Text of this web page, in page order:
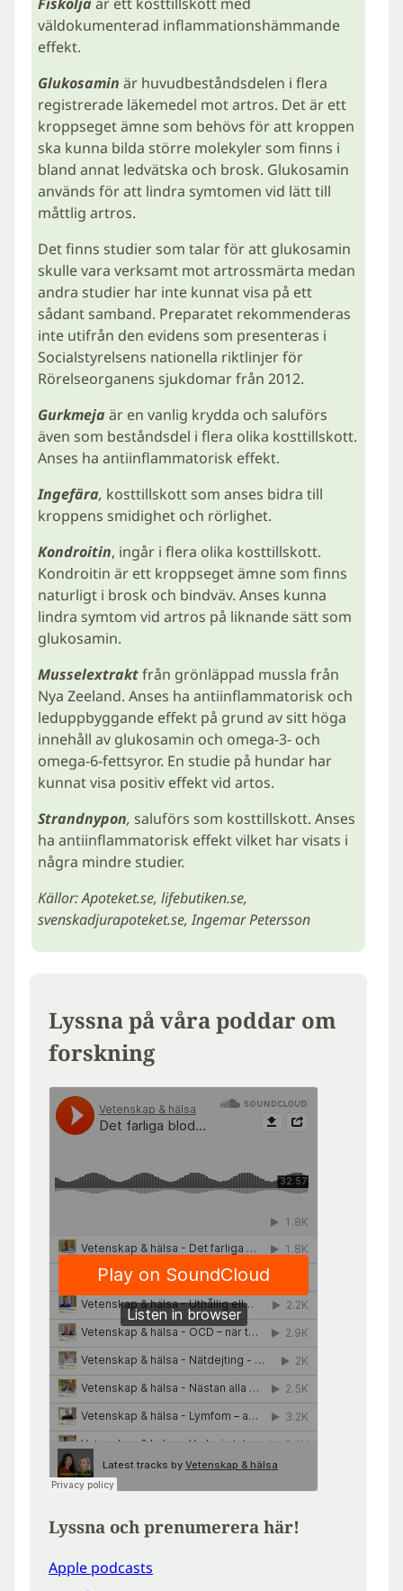
väldokumenterad inflammationshämmande
effekt.
Glukosamin är huvudbeståndsdelen i flera
registrerade läkemedel mot artros. Det är ett
kroppseget ämne som behövs för att kroppen
ska kunna bilda större molekyler som finns i
bland annat ledvätska och brosk. Glukosamin
används för att lindra symtomen vid lätt till
måttlig artros.
Det finns studier som talar för att glukosamin
skulle vara verksamt mot artrossmärta medan
andra studier har inte kunnat visa på ett
sådant samband. Preparatet rekommenderas
inte utifrån den evidens som presenteras i
Socialstyrelsens nationella riktlinjer för
Rörelseorganens sjukdomar från 2012.
Gurkmejaär en vanlig krydda och saluförs
även som beståndsdel i flera olika kosttillskott.
Anses ha antiinflammatorisk effekt.
Ingefära, kosttillskott som anses bidra till
kroppens smidighet och rörlighet.
Kondroitin, ingår i flera olika kosttillskott.
Kondroitin är ett kroppseget ämne som finns
naturligt i brosk och bindväv. Anses kunna
lindra symtom vid artros på liknande sätt som
glukosamin.
Musselextraktfrån grönläppad mussla från
Nya Zeeland. Anses ha antiinflammatorisk och
leduppbyggande effekt på grund av sitt höga
innehåll av glukosamin och omega-3- och
omega-6-fettsyror. En studie på hundar har
kunnat visa positiv effekt vid artos.
Strandnypon,saluförs som kosttillskott. Anses
ha antiinflammatorisk effekt vilket har visats i
några mindre studier.
Källor: Apoteket.se, lifebutiken.se,
svenskadjurapoteket.se, Ingemar Petersson
Lyssna på våra poddar om
forskning
Lyssna och prenumerera här!
Apple podcasts